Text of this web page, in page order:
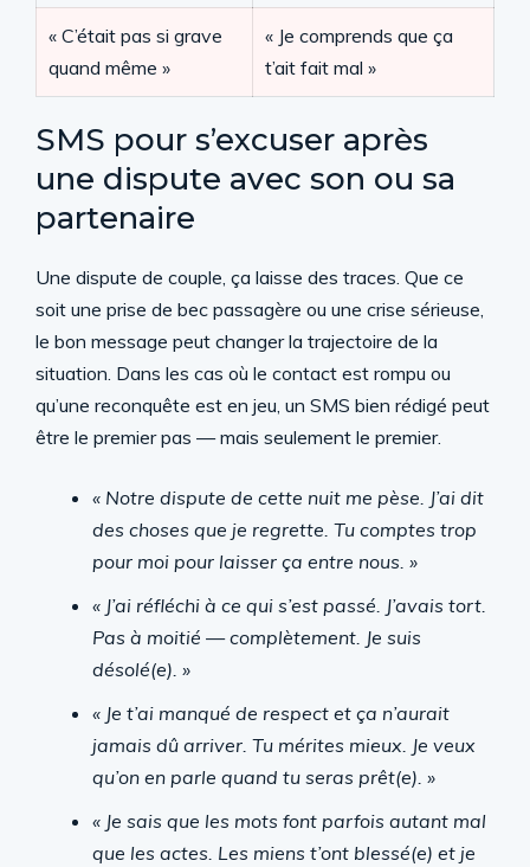
« C’était pas si grave
quand même »
« Je comprends que ça
t’ait fait mal »
SMS pour s’excuser après
une dispute avec son ou sa
partenaire
Une dispute de couple, ça laisse des traces. Que ce
soit une prise de bec passagère ou une crise sérieuse,
le bon message peut changer la trajectoire de la
situation. Dans les cas où le contact est rompu ou
qu’une reconquête est en jeu, un SMS bien rédigé peut
être le premier pas — mais seulement le premier.
« Notre dispute de cette nuit me pèse. J’ai dit
des choses que je regrette. Tu comptes trop
pour moi pour laisser ça entre nous. »
« J’ai réfléchi à ce qui s’est passé. J’avais tort.
Pas à moitié — complètement. Je suis
désolé(e). »
« Je t’ai manqué de respect et ça n’aurait
jamais dû arriver. Tu mérites mieux. Je veux
qu’on en parle quand tu seras prêt(e). »
« Je sais que les mots font parfois autant mal
que les actes. Les miens t’ont blessé(e) et je